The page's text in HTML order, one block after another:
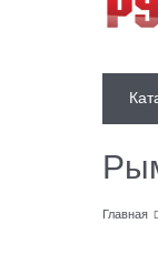
Главная